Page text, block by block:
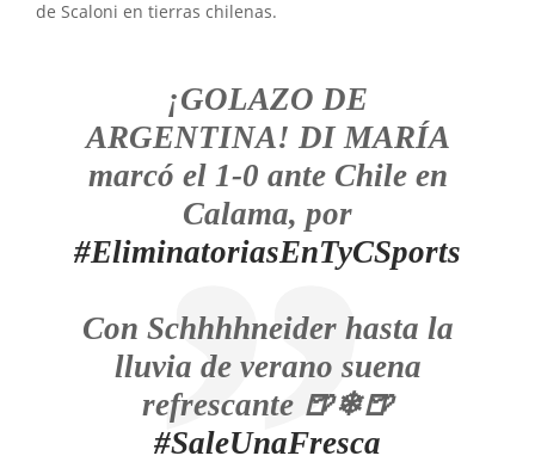
de Scaloni en tierras chilenas.
¡GOLAZO DE
ARGENTINA! DI MARÍA
marcó el 1-0 ante Chile en
Calama, por
#EliminatoriasEnTyCSports
Con Schhhhneider hasta la
lluvia de verano suena
refrescante 🍺❄🍺
#SaleUnaFresca